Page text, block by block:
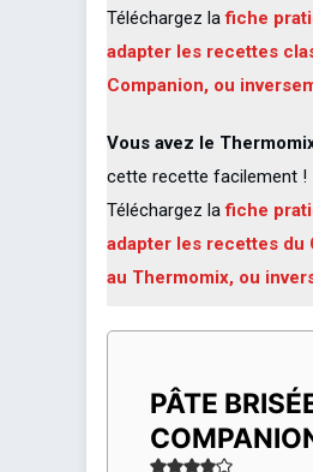
Téléchargez lafiche
adapter les recettes
Companion, ou
Vous avez le
cette recette facilement !
Téléchargez lafiche
adapter les recettes du
au Thermomix, ou
PÂTE